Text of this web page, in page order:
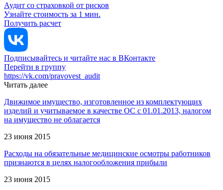
Аудит со страховкой от рисков
Узнайте стоимость за 1 мин.
Получить расчет
Подписывайтесь и читайте нас в ВКонтакте
Перейти в группу
https://vk.com/pravovest_audit
Читать далее
Движимое имущество, изготовленное из комплектующих
изделий и учитываемое в качестве ОС с 01.01.2013, налогом
на имущество не облагается
23 июня 2015
Расходы на обязательные медицинские осмотры работников
признаются в целях налогообложения прибыли
23 июня 2015